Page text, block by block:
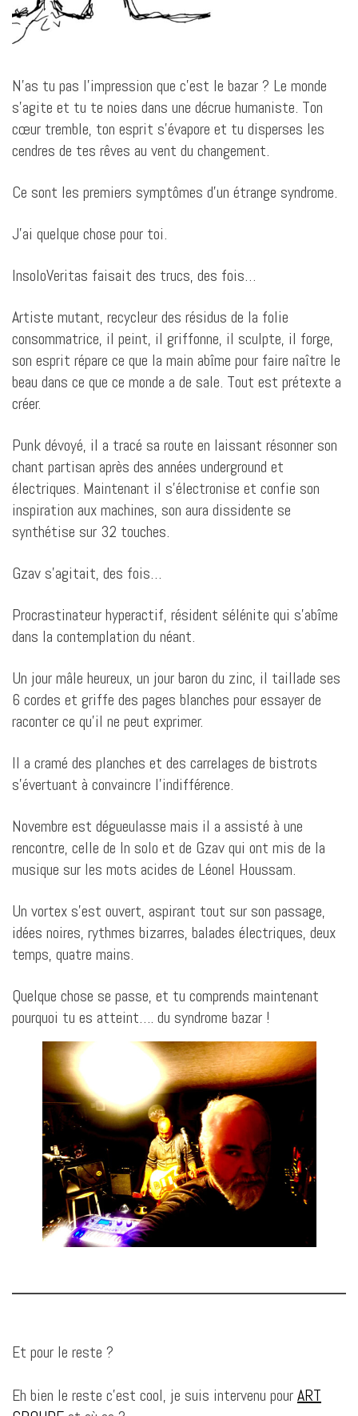
N’as tu pas l’impression que c’est le bazar ? Le monde
s’agite et tu te noies dans une décrue humaniste. Ton
cœur tremble, ton esprit s’évapore et tu disperses les
cendres de tes rêves au vent du changement.
Ce sont les premiers symptômes d’un étrange syndrome.
J’ai quelque chose pour toi.
InsoloVeritas faisait des trucs, des fois…
Artiste mutant, recycleur des résidus de la folie
consommatrice, il peint, il griffonne, il sculpte, il forge,
son esprit répare ce que la main abîme pour faire naître le
beau dans ce que ce monde a de sale. Tout est prétexte a
créer.
Punk dévoyé, il a tracé sa route en laissant résonner son
chant partisan après des années underground et
électriques. Maintenant il s’électronise et confie son
inspiration aux machines, son aura dissidente se
synthétise sur 32 touches.
Gzav s’agitait, des fois…
Procrastinateur hyperactif, résident sélénite qui s’abîme
dans la contemplation du néant.
Un jour mâle heureux, un jour baron du zinc, il taillade ses
6 cordes et griffe des pages blanches pour essayer de
raconter ce qu’il ne peut exprimer.
Il a cramé des planches et des carrelages de bistrots
s’évertuant à convaincre l’indifférence.
Novembre est dégueulasse mais il a assisté à une
rencontre, celle de In solo et de Gzav qui ont mis de la
musique sur les mots acides de Léonel Houssam.
Un vortex s’est ouvert, aspirant tout sur son passage,
idées noires, rythmes bizarres, balades électriques, deux
temps, quatre mains.
Quelque chose se passe, et tu comprends maintenant
pourquoi tu es atteint…. du syndrome bazar !
Et pour le reste ?
Eh bien le reste c’est cool, je suis intervenu pourART